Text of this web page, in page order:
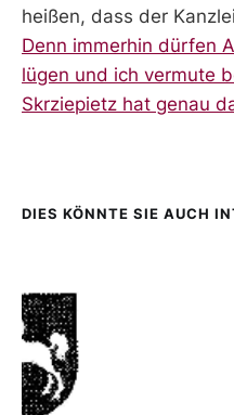
heißen, dass der
Denn immerhin dürfen
lügen und ich vermute
Skrziepietz hat genau
DIES KÖNNTE SIE AUCH